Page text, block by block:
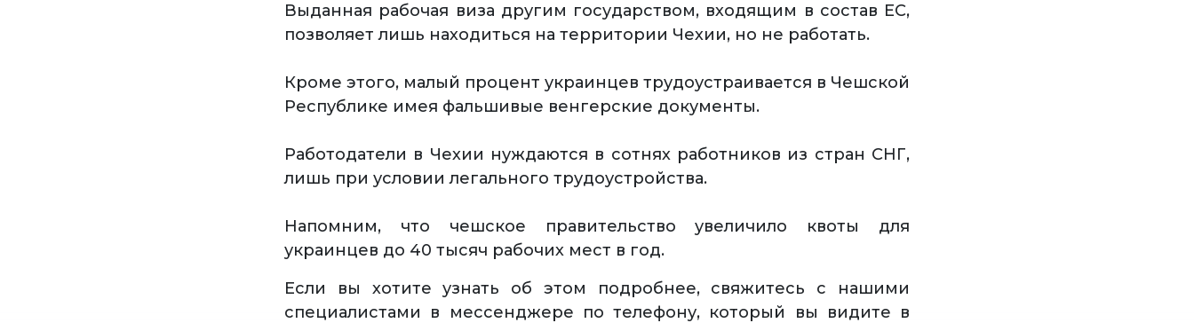
Выданная рабочая виза другим государством, входящим в состав ЕС,
позволяет лишь находиться на территории Чехии, но не работать.
Кроме этого, малый процент украинцев трудоустраивается в Чешской
Республике имея фальшивые венгерские документы.
Работодатели в Чехии нуждаются в сотнях работников из стран СНГ,
лишь при условии легального трудоустройства.
Напомним, что чешское правительство увеличило квоты для
украинцев до 40 тысяч рабочих мест в год.
Если вы хотите узнать об этом подробнее, свяжитесь с нашими
специалистами в мессенджере по телефону, который вы видите в